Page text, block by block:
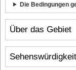
Über das Gebiet
Die Bedingungen